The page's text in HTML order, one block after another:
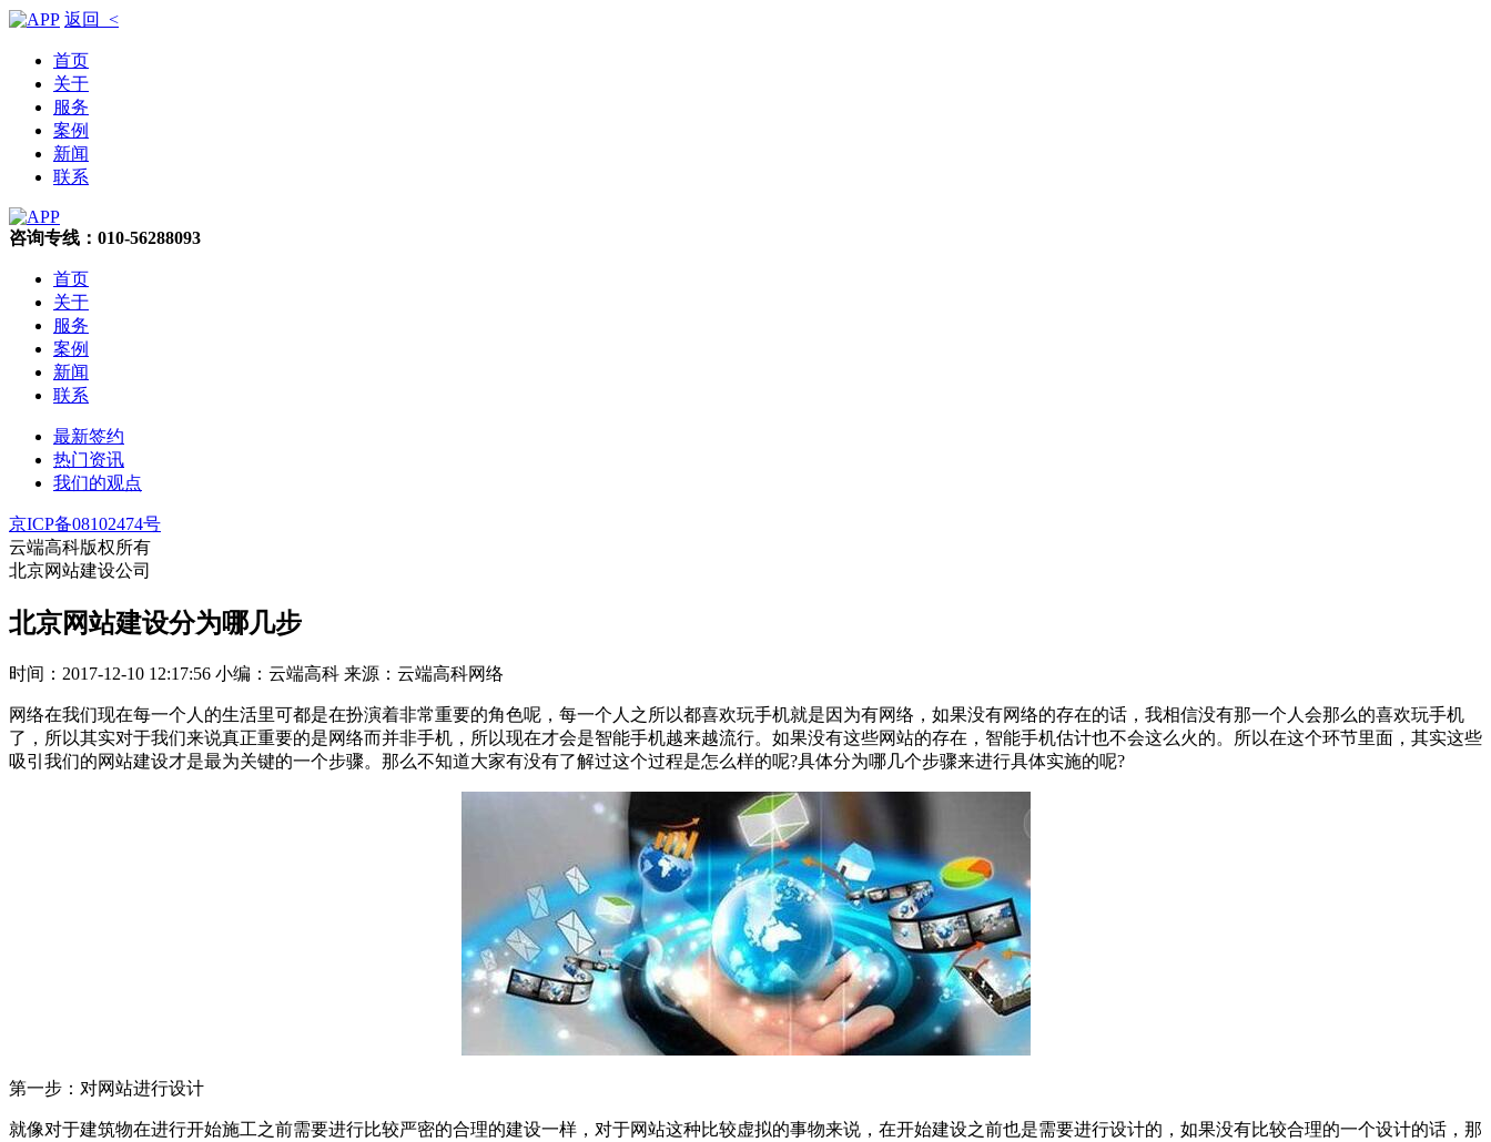
返回 <
首页
关于
服务
案例
新闻
联系
咨询专线：010-56288093
首页
关于
服务
案例
新闻
联系
最新签约
热门资讯
我们的观点
京ICP备08102474号
云端高科版权所有
北京网站建设公司
北京网站建设分为哪几步
时间：2017-12-10 12:17:56 小编：云端高科 来源：云端高科网络
网络在我们现在每一个人的生活里可都是在扮演着非常重要的角色呢，每一个人之所以都喜欢玩手机就是因为有网络，如果没有网络的存在的话，我相信没有那一个人会那么的喜欢玩手机
了，所以其实对于我们来说真正重要的是网络而并非手机，所以现在才会是智能手机越来越流行。如果没有这些网站的存在，智能手机估计也不会这么火的。所以在这个环节里面，其实这些
吸引我们的网站建设才是最为关键的一个步骤。那么不知道大家有没有了解过这个过程是怎么样的呢?具体分为哪几个步骤来进行具体实施的呢?
第一步：对网站进行设计
就像对于建筑物在进行开始施工之前需要进行比较严密的合理的建设一样，对于网站这种比较虚拟的事物来说，在开始建设之前也是需要进行设计的，如果没有比较合理的一个设计的话，那